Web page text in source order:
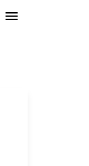
menu